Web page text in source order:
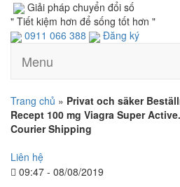
Giải pháp chuyển đổi số
" Tiết kiệm hơn để sống tốt hơn "
0911 066 388
Đăng ký
Menu
Trang chủ » Privat och säker
Recept 100 mg Viagra Super
Courier Shipping
Liên hệ
09:47 - 08/08/2019